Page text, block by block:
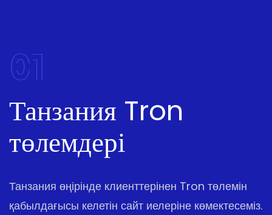
01
Танзания Tron
төлемдері
Танзания өңірінде клиенттерінен Tron төлемін
қабылдағысы келетін сайт иелеріне көмектесеміз.